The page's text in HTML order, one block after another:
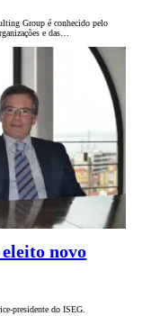
Group é conhecido pelo
e das…
novo
presidente do ISEG.